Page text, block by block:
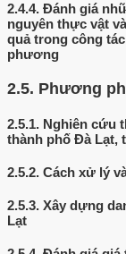
2.4.4. Đánh giá
nguyên thực vật
quả trong công
phương
2.5. Phương
2.5.1. Nghiên cứu
thành phố Đà Lạt,
2.5.2. Cách xử lý
2.5.3. Xây dựng
Lạt